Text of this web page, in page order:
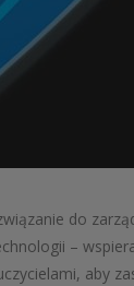
do
–
aby